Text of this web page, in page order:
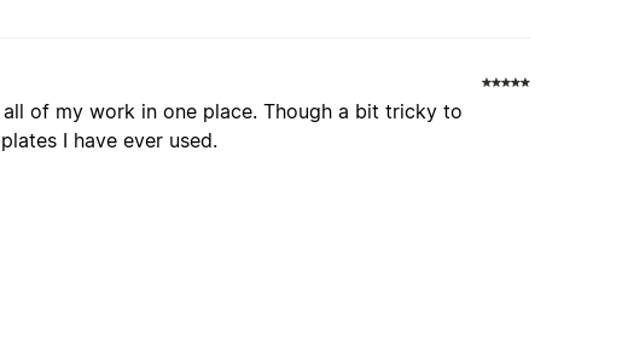
of my work in one place. Though a bit tricky to
I have ever used.